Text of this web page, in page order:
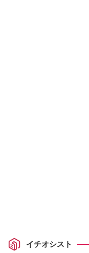
イチオシスト